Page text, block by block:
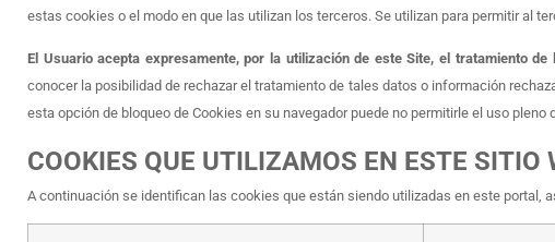
estas cookies o el modo en que las utilizan los terceros. Se utilizan para permitir al
El Usuario acepta expresamente, por la utilización de este Site, el tratamiento
conocer la posibilidad de rechazar el tratamiento de tales datos o información
esta opción de bloqueo de Cookies en su navegador puede no permitirle el uso
COOKIES QUE UTILIZAMOS EN ESTE SITIO
A continuación se identifican las cookies que están siendo utilizadas en este portal,